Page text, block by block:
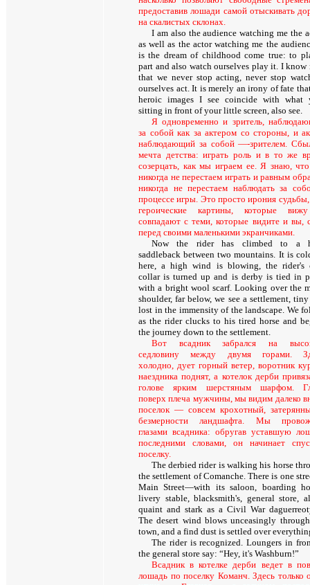
предоставив лошади самой отыскивать
на скалистых склонах.
I am also the audience watching me the
as well as the actor watching me the
is the dream of childhood come true: to
part and also watch ourselves play it. I know
that we never stop acting, never stop
ourselves act. It is merely an irony of fate
heroic images I see coincide with what
sitting in front of your little screen, also see.
Я одновременно и зритель,
за собой как за актером со стороны, и
наблюдающий за собой —-зрителем.
мечта детства: играть роль и в то же
созерцать, как мы играем ее. Я знаю,
никогда не перестаем играть и равным
никогда не перестаем наблюдать за
процессе игры. Это просто ирония
героические картины, которые
совпадают с теми, которые видите и вы,
перед своими маленькими экранчиками.
Now the rider has climbed to a
saddleback between two mountains. It is
here, a high wind is blowing, the rider's
collar is turned up and is derby is tied in
with a bright wool scarf. Looking over the
shoulder, far below, we see a settlement,
lost in the immensity of the landscape. We
as the rider clucks to his tired horse and
the journey down to the settlement.
Вот всадник забрался на
седловину между двумя горами.
холодно, дует горный ветер, воротник
наездника поднят, а котелок дерби
голове ярким шерстяным шарфом.
поверх плеча мужчины, мы видим далеко
поселок — совсем крохотный,
безмерности ландшафта. Мы
глазами всадника: обругав уставшую
последними словами, он начинает
поселку.
The derbied rider is walking his horse
the settlement of Comanche. There is one
Main Street—with its saloon, boarding
livery stable, blacksmith's, general store,
quaint and stark as a Civil War
The desert wind blows unceasingly
town, and a find dust is settled over
The rider is recognized. Loungers in
the general store say: “Hey, it's Washburn!”
Всадник в котелке дерби ведет в
лошадь по поселку Команч. Здесь только